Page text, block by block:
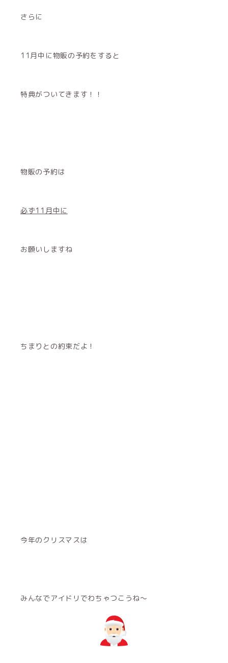
さらに
11月中に物販の予約をすると
特典がついてきます！！
物販の予約は
必ず11月中に
お願いしますね
ちまりとの約束だよ！
今年のクリスマスは
みんなでアイドリでわちゃつこうね〜